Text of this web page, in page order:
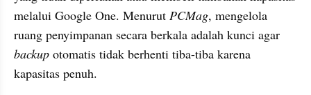
melalui Google One. Menurut PCMag, mengelola
backup otomatis tidak berhenti tiba-tiba karena
kapasitas penuh.